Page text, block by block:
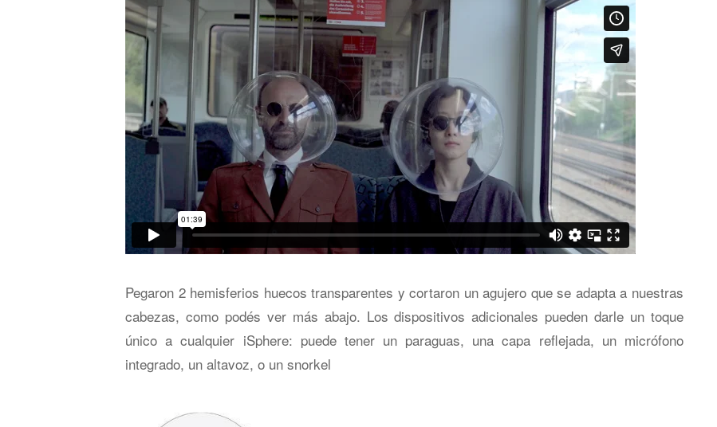
Pegaron 2 hemisferios huecos transparentes y cortaron un agujero que se adapta a nuestras
cabezas, como podés ver más abajo. Los dispositivos adicionales pueden darle un toque
único a cualquier iSphere: puede tener un paraguas, una capa reflejada, un micrófono
integrado, un altavoz, o un snorkel